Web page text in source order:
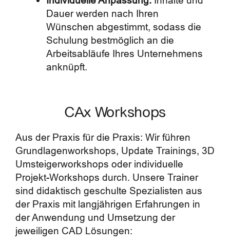
Dauer werden nach Ihren
Wünschen abgestimmt, sodass die
Schulung bestmöglich an die
Arbeitsabläufe Ihres Unternehmens
anknüpft.
CAx Workshops
Aus der Praxis für die Praxis: Wir führen
Grundlagenworkshops, Update Trainings, 3D
Umsteigerworkshops oder individuelle
Projekt-Workshops durch. Unsere Trainer
sind didaktisch geschulte Spezialisten aus
der Praxis mit langjährigen Erfahrungen in
der Anwendung und Umsetzung der
jeweiligen CAD Lösungen: